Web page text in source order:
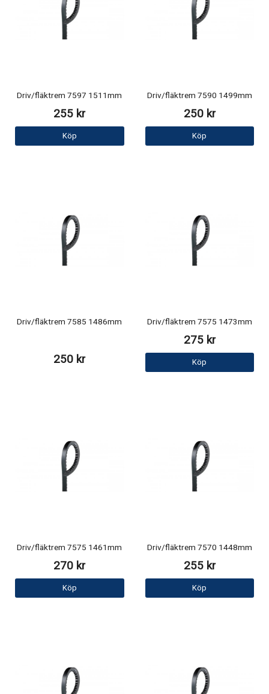
Driv/fläktrem 7597 1511mm
255 kr
Köp
Driv/fläktrem 7590 1499mm
250 kr
Köp
Driv/fläktrem 7585 1486mm
250 kr
Driv/fläktrem 7575 1473mm
275 kr
Köp
Driv/fläktrem 7575 1461mm
270 kr
Köp
Driv/fläktrem 7570 1448mm
255 kr
Köp